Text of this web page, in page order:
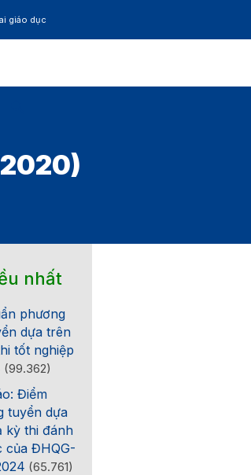
giáo dục
nhất
phương
dựa trên
tốt nghiệp
(99.362)
Điểm
tuyển dựa
kỳ thi đánh
của ĐHQG-
(65.761)